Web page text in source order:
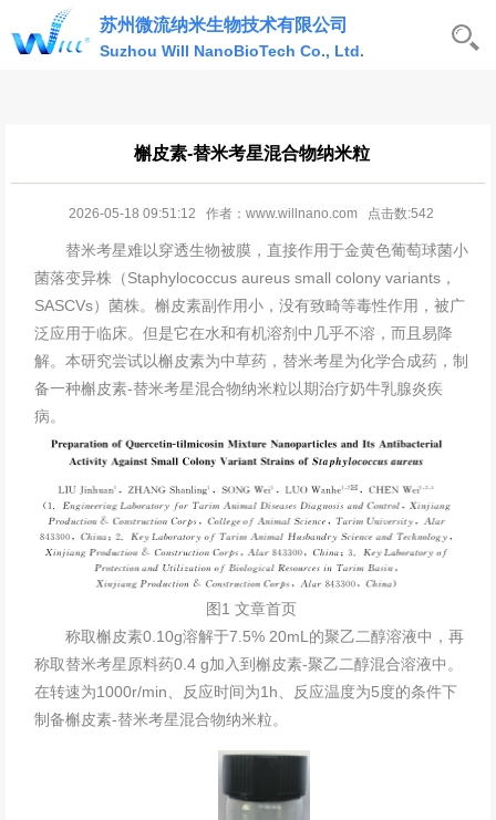
苏州微流纳米生物技术有限公司
Suzhou Will NanoBioTech Co., Ltd.
槲皮素-替米考星混合物纳米粒
2026-05-18 09:51:12 作者：www.willnano.com 点击数:542
替米考星难以穿透生物被膜，直接作用于金黄色葡萄球菌小
菌落变异株（Staphylococcus aureus small colony variants，
SASCVs）菌株。槲皮素副作用小，没有致畸等毒性作用，被广
泛应用于临床。但是它在水和有机溶剂中几乎不溶，而且易降
解。本研究尝试以槲皮素为中草药，替米考星为化学合成药，制
备一种槲皮素-替米考星混合物纳米粒以期治疗奶牛乳腺炎疾
病。
图1 文章首页
称取槲皮素0.10g溶解于7.5% 20mL的聚乙二醇溶液中，再
称取替米考星原料药0.4 g加入到槲皮素-聚乙二醇混合溶液中。
在转速为1000r/min、反应时间为1h、反应温度为5度的条件下
制备槲皮素-替米考星混合物纳米粒。